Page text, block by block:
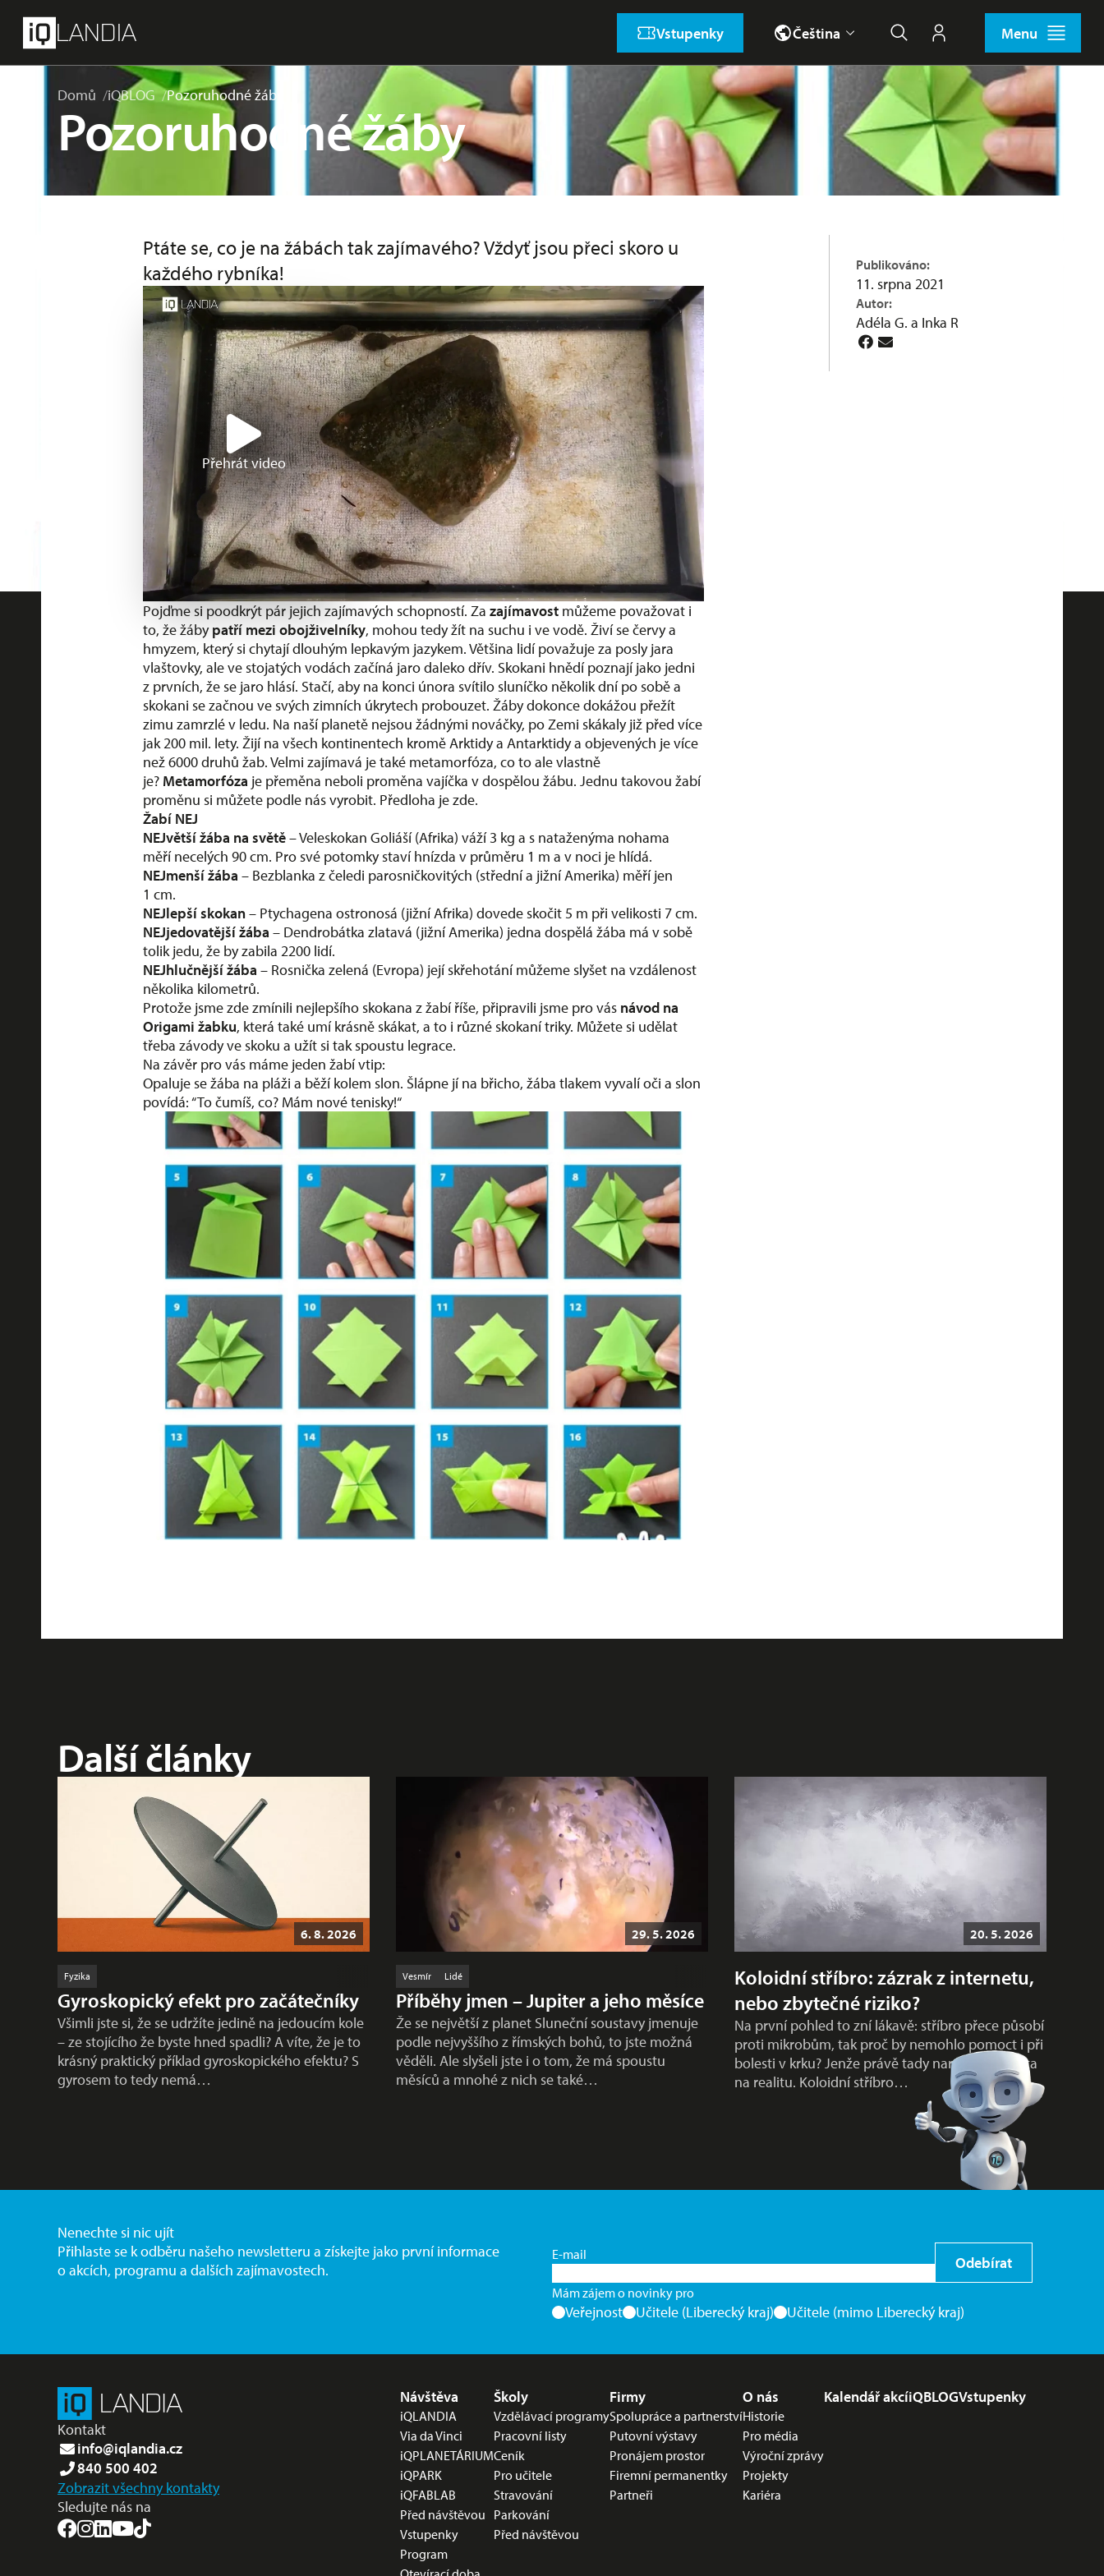
LANDIA Vstupenky Čeština Hledat Můj účet Menu
Domů iQBLOG Pozoruhodné žáby
Pozoruhodné žáby
Ptáte se, co je na žábách tak zajímavého? Vždyť jsou přeci skoro u
každého rybníka!
Přehrát video
Pojďme si poodkrýt pár jejich zajímavých schopností. Zazajímavost můžeme považovat i
to, že žábypatří mezi obojživelníky, mohou tedy žít na suchu i ve vodě. Živí se červy a
hmyzem, který si chytají dlouhým lepkavým jazykem. Většina lidí považuje za posly jara
vlaštovky, ale ve stojatých vodách začíná jaro daleko dřív. Skokani hnědí poznají jako jedni
z prvních, že se jaro hlásí. Stačí, aby na konci února svítilo sluníčko několik dní po sobě a
skokani se začnou ve svých zimních úkrytech probouzet. Žáby dokonce dokážou přežít
zimu zamrzlé v ledu. Na naší planetě nejsou žádnými nováčky, po Zemi skákaly již před více
jak 200 mil. lety. Žijí na všech kontinentech kromě Arktidy a Antarktidy a objevených je více
než 6000 druhů žab. Velmi zajímavá je také metamorfóza, co to ale vlastně
je? Metamorfóza je přeměna neboli proměna vajíčka v dospělou žábu. Jednu takovou žabí
proměnu si můžete podle nás vyrobit. Předloha je zde.
Žabí NEJ
NEJvětší žába na světě– Veleskokan Goliáší (Afrika) váží 3 kg a s nataženýma nohama
měří necelých 90 cm. Pro své potomky staví hnízda v průměru 1 m a v noci je hlídá.
NEJmenší žába – Bezblanka z čeledi parosničkovitých (střední a jižní Amerika) měří jen
1 cm.
NEJlepší skokan– Ptychagena ostronosá (jižní Afrika) dovede skočit 5 m při velikosti 7 cm.
NEJjedovatější žába – Dendrobátka zlatavá (jižní Amerika) jedna dospělá žába má v sobě
tolik jedu, že by zabila 2200 lidí.
NEJhlučnější žába – Rosnička zelená (Evropa) její skřehotání můžeme slyšet na vzdálenost
několika kilometrů.
Protože jsme zde zmínili nejlepšího skokana z žabí říše, připravili jsme pro vás návod na
Origami žabku, která také umí krásně skákat, a to i různé skokaní triky. Můžete si udělat
třeba závody ve skoku a užít si tak spoustu legrace.
Na závěr pro vás máme jeden žabí vtip:
Opaluje se žába na pláži a běží kolem slon. Šlápne jí na břicho, žába tlakem vyvalí oči a slon
povídá: “To čumíš, co? Mám nové tenisky!“
Publikováno:
11. srpna 2021
Autor:
Adéla G. a Inka R
Další články
6. 8. 2026
Fyzika
Gyroskopický efekt pro začátečníky
Všimli jste si, že se udržíte jedině na jedoucím kole
– ze stojícího že byste hned spadli? A víte, že je to
krásný praktický příklad gyroskopického efektu? S
gyrosem to tedy nemá…
29. 5. 2026
Vesmír Lidé
Příběhy jmen – Jupiter a jeho měsíce
Že se největší z planet Sluneční soustavy jmenuje
podle nejvyššího z římských bohů, to jste možná
věděli. Ale slyšeli jste i o tom, že má spoustu
měsíců a mnohé z nich se také…
20. 5. 2026
Koloidní stříbro: zázrak z internetu,
nebo zbytečné riziko?
Na první pohled to zní lákavě: stříbro přece působí
proti mikrobům, tak proč by nemohlo pomoct i při
bolesti v krku? Jenže právě tady naráží popularita
na realitu. Koloidní stříbro…
Nenechte si nic ujít
Přihlaste se k odběru našeho newsletteru a získejte jako první informace
o akcích, programu a dalších zajímavostech.
E-mail Odebírat
Mám zájem o novinky pro
Veřejnost Učitele (Liberecký kraj) Učitele (mimo Liberecký kraj)
Kontakt
info@iqlandia.cz
840 500 402
Zobrazit všechny kontakty
Sledujte nás na
Nabídka v zápatí
Návštěva
iQLANDIA
Via da Vinci
iQPLANETÁRIUM
iQPARK
iQFABLAB
Před návštěvou
Vstupenky
Program
Školy
Vzdělávací programy
Pracovní listy
Ceník
Pro učitele
Stravování
Parkování
Před návštěvou
Firmy
Spolupráce a partnerství
Putovní výstavy
Pronájem prostor
Firemní permanentky
Partneři
O nás
Historie
Pro média
Výroční zprávy
Projekty
Kariéra
Kalendář akcíiQBLOGVstupenky